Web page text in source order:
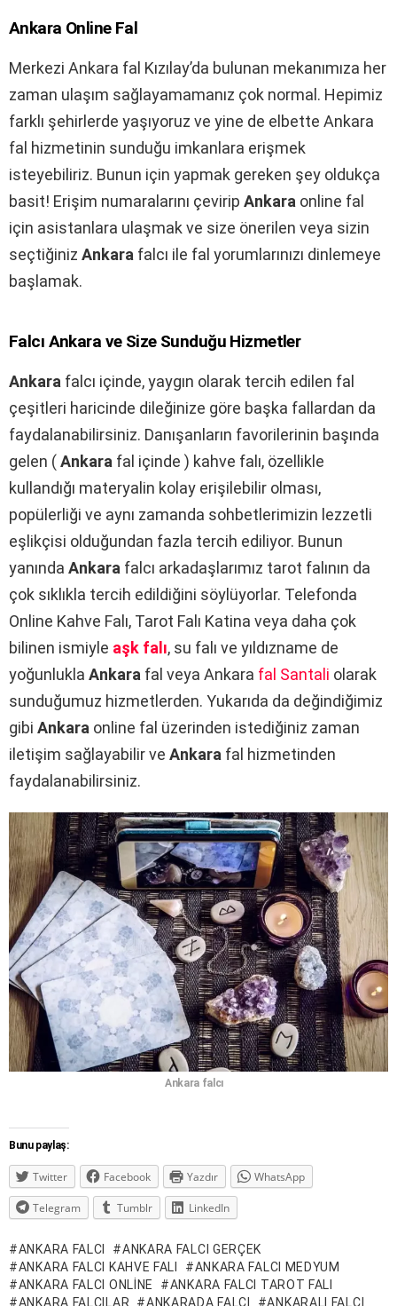
Ankara Online Fal
Merkezi Ankara fal Kızılay’da bulunan mekanımıza her
zaman ulaşım sağlayamamanız çok normal. Hepimiz
farklı şehirlerde yaşıyoruz ve yine de elbette Ankara
fal hizmetinin sunduğu imkanlara erişmek
isteyebiliriz. Bunun için yapmak gereken şey oldukça
basit! Erişim numaralarını çevirip Ankara online fal
için asistanlara ulaşmak ve size önerilen veya sizin
seçtiğiniz Ankara falcı ile fal yorumlarınızı dinlemeye
başlamak.
Falcı Ankara ve Size Sunduğu Hizmetler
Ankara falcı içinde, yaygın olarak tercih edilen fal
çeşitleri haricinde dileğinize göre başka fallardan da
faydalanabilirsiniz. Danışanların favorilerinin başında
gelen (Ankara fal içinde ) kahve falı, özellikle
kullandığı materyalin kolay erişilebilir olması,
popülerliği ve aynı zamanda sohbetlerimizin lezzetli
eşlikçisi olduğundan fazla tercih ediliyor. Bunun
yanında Ankara falcı arkadaşlarımız tarot falının da
çok sıklıkla tercih edildiğini söylüyorlar. Telefonda
Online Kahve Falı, Tarot Falı Katina veya daha çok
bilinen ismiyle aşk falı, su falı ve yıldızname de
yoğunlukla Ankara fal veya Ankara fal Santali olarak
sunduğumuz hizmetlerden. Yukarıda da değindiğimiz
gibi Ankara online fal üzerinden istediğiniz zaman
iletişim sağlayabilir ve Ankara fal hizmetinden
faydalanabilirsiniz.
Ankara falcı
Bunu paylaş:
Twitter Facebook Yazdır WhatsApp
Telegram Tumblr LinkedIn
ANKARA FALCI
ANKARA FALCI GERÇEK
ANKARA FALCI KAHVE FALI
ANKARA FALCI MEDYUM
ANKARA FALCI ONLINE
ANKARA FALCI TAROT FALI
ANKARA FALCILAR
ANKARADA FALCI ANKARALI FALCI